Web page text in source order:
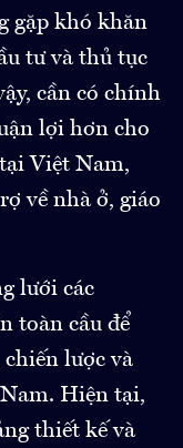
gặp khó khăn
tư và thủ tục
cần có chính
lợi hơn cho
Việt Nam,
về nhà ở, giáo
lưới các
toàn cầu để
lược và
Hiện tại,
thiết kế và